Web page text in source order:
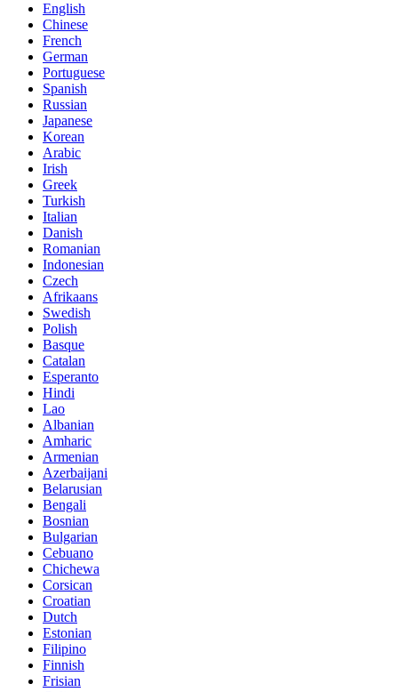
English
Chinese
French
German
Portuguese
Spanish
Russian
Japanese
Korean
Arabic
Irish
Greek
Turkish
Italian
Danish
Romanian
Indonesian
Czech
Afrikaans
Swedish
Polish
Basque
Catalan
Esperanto
Hindi
Lao
Albanian
Amharic
Armenian
Azerbaijani
Belarusian
Bengali
Bosnian
Bulgarian
Cebuano
Chichewa
Corsican
Croatian
Dutch
Estonian
Filipino
Finnish
Frisian